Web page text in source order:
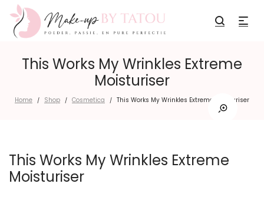
This Works My Wrinkles Extreme
Moisturiser
Home / Shop / Cosmetica / This Works My Wrinkles Extreme Moisturiser
This Works My Wrinkles Extreme
Moisturiser